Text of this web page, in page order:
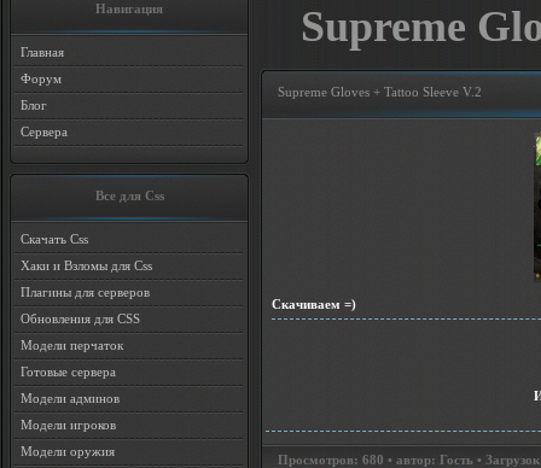
Навигация
Главная
Форум
Блог
Сервера
Все для Css
Скачать Css
Хаки и Взломы для Css
Плагины для серверов
Обновления для CSS
Модели перчаток
Готовые сервера
Модели админов
Модели игроков
Модели оружия
Supreme
Supreme Gloves + Tattoo Sleeve V.2
Скачиваем =)
Просмотров: 680 • автор: Гость •